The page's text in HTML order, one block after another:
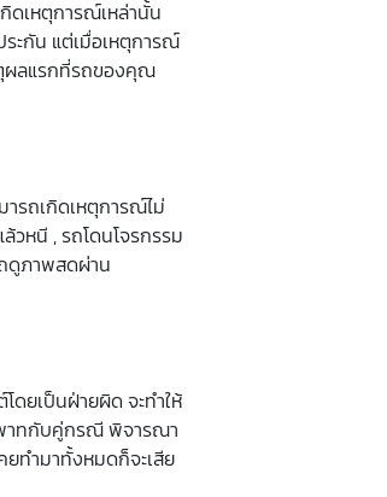
ดเหตุการณ์เหล่านั้น
ะกัน แต่เมื่อเหตุการณ์
ผลแรกที่รถของคุณ
ารถเกิดเหตุการณ์ไม่
วหนี , รถโดนโจรกรรม
ดูภาพสดผ่าน
ดยเป็นฝ่ายผิด จะทำให้
พาทกับคู่กรณี พิจารณา
ทำมาทั้งหมดก็จะเสีย